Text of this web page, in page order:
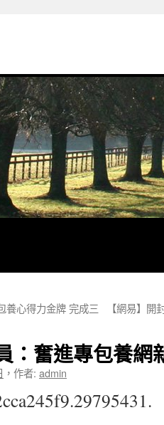
養心得力金牌 完成三
【網易】
：奮進專包養網
， 作者: admin